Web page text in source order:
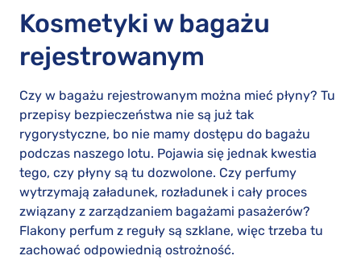
Kosmetyki w bagażu
rejestrowanym
Czy w bagażu rejestrowanym można mieć płyny? Tu
przepisy bezpieczeństwa nie są już tak
rygorystyczne, bo nie mamy dostępu do bagażu
podczas naszego lotu. Pojawia się jednak kwestia
tego, czy płyny są tu dozwolone. Czy perfumy
wytrzymają załadunek, rozładunek i cały proces
związany z zarządzaniem bagażami pasażerów?
Flakony perfum z reguły są szklane, więc trzeba tu
zachować odpowiednią ostrożność.